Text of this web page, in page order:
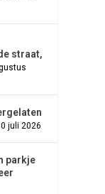
straat,
juli 2026
parkje